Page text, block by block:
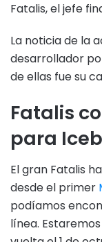
Fatalis, el jefe
La noticia de la
desarrollador
de ellas fue su
Fatalis
para
El gran Fatalis
desde el primer
podíamos
línea.